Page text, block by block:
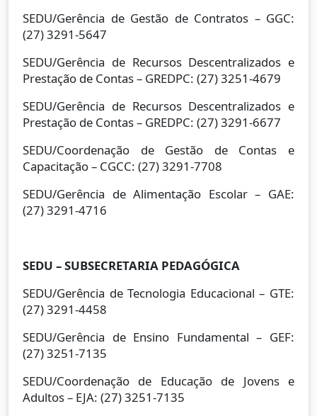
SEDU/Gerência de Gestão de Contratos – GGC:
(27) 3291-5647
SEDU/Gerência de Recursos Descentralizados e
Prestação de Contas – GREDPC: (27) 3251-4679
SEDU/Gerência de Recursos Descentralizados e
Prestação de Contas – GREDPC: (27) 3291-6677
SEDU/Coordenação de Gestão de Contas e
Capacitação – CGCC: (27) 3291-7708
SEDU/Gerência de Alimentação Escolar – GAE:
(27) 3291-4716
SEDU – SUBSECRETARIA PEDAGÓGICA
SEDU/Gerência de Tecnologia Educacional – GTE:
(27) 3291-4458
SEDU/Gerência de Ensino Fundamental – GEF:
(27) 3251-7135
SEDU/Coordenação de Educação de Jovens e
Adultos – EJA: (27) 3251-7135